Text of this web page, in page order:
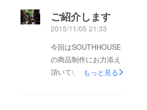
ご紹介します
2015/11/05 21:33
今回はSOUTHHOUSE
の商品制作にお力添え
頂いている、もっと見る